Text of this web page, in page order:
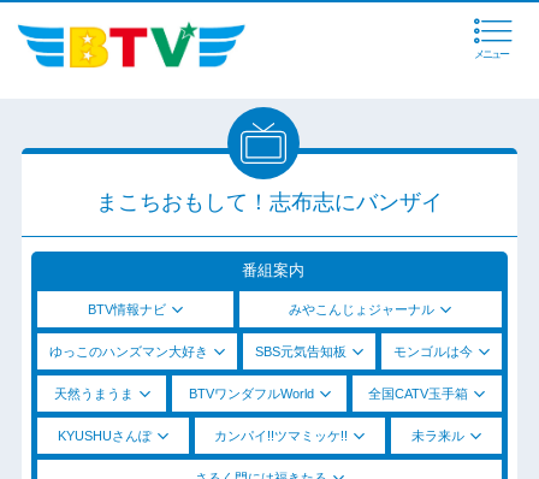
メニュー
まこちおもして！志布志にバンザイ
番組案内
BTV情報ナビ みやこんじょジャーナル
ゆっこのハンズマン大好き SBS元気告知板 モンゴルは今
天然うまうま BTVワンダフルWorld 全国CATV玉手箱
KYUSHUさんぽ カンパイ!!ツマミッケ!! 未ラ来ル